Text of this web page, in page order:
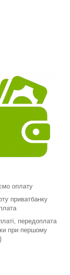
оплату
приватбанку
передоплата
при першому